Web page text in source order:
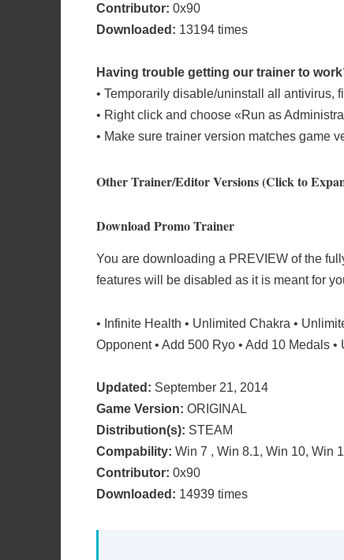
Contributor: 0x90
Downloaded: 13194 times
Having trouble getting our trainer to
• Temporarily disable/uninstall all antivirus,
• Right click and choose «Run as
• Make sure trainer version matches game
Other Trainer/Editor Versions(Click to
Download Promo Trainer
You are downloading a PREVIEW of the
features will be disabled as it is meant for
• Infinite Health • Unlimited Chakra •
Opponent • Add 500 Ryo • Add 10 Medals
Updated: September 21, 2014
Game Version: ORIGINAL
Distribution(s): STEAM
Compability: Win 7 , Win 8.1, Win 10, Win
Contributor: 0x90
Downloaded: 14939 times